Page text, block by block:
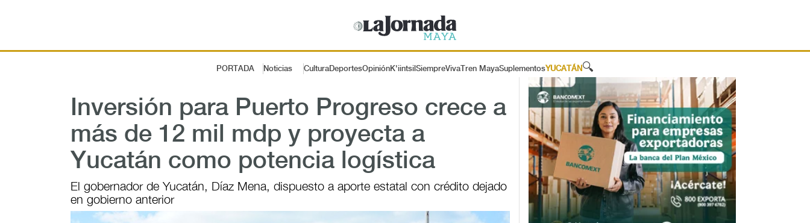
PORTADA Noticias CulturaDeportesOpiniónK'iintsil SiempreViva Tren MayaSuplementosYUCATÁN 🔍
Inversión para Puerto Progreso crece a
más de 12 mil mdp y proyecta a
Yucatán como potencia logística
El gobernador de Yucatán, Díaz Mena, dispuesto a aporte estatal con crédito dejado
en gobierno anterior